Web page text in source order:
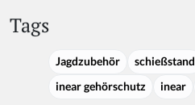
Tags
Jagdzubehör schießstand
inear gehörschutz
inear